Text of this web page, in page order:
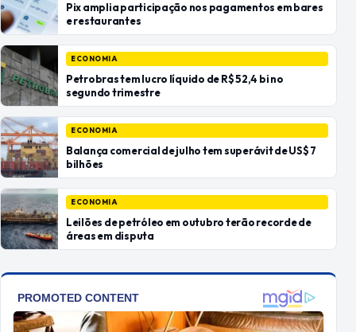
Pix amplia participação nos pagamentos em bares
e restaurantes
ECONOMIA
Petrobras tem lucro líquido de R$ 52,4 bi no
segundo trimestre
ECONOMIA
Balança comercial de julho tem superávit de US$ 7
bilhões
ECONOMIA
Leilões de petróleo em outubro terão recorde de
áreas em disputa